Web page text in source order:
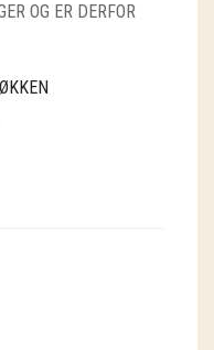
OG ER DERFOR